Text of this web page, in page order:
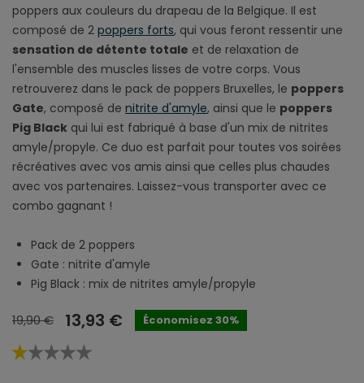
poppers aux couleurs du drapeau de la Belgique. Il est
composé de 2 poppers forts, qui vous feront ressentir une
sensation de détente totale et de relaxation de
l'ensemble des muscles lisses de votre corps. Vous
retrouverez dans le pack de poppers Bruxelles, le poppers
Gate, composé de nitrite d'amyle, ainsi que le poppers
Pig Black qui lui est fabriqué à base d'un mix de nitrites
amyle/propyle. Ce duo est parfait pour toutes vos soirées
récréatives avec vos amis ainsi que celles plus chaudes
avec vos partenaires. Laissez-vous transporter avec ce
combo gagnant !
Pack de 2 poppers
Gate : nitrite d'amyle
Pig Black : mix de nitrites amyle/propyle
19,90 € 13,93 € Économisez 30%